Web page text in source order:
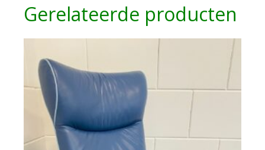
Gerelateerde producten